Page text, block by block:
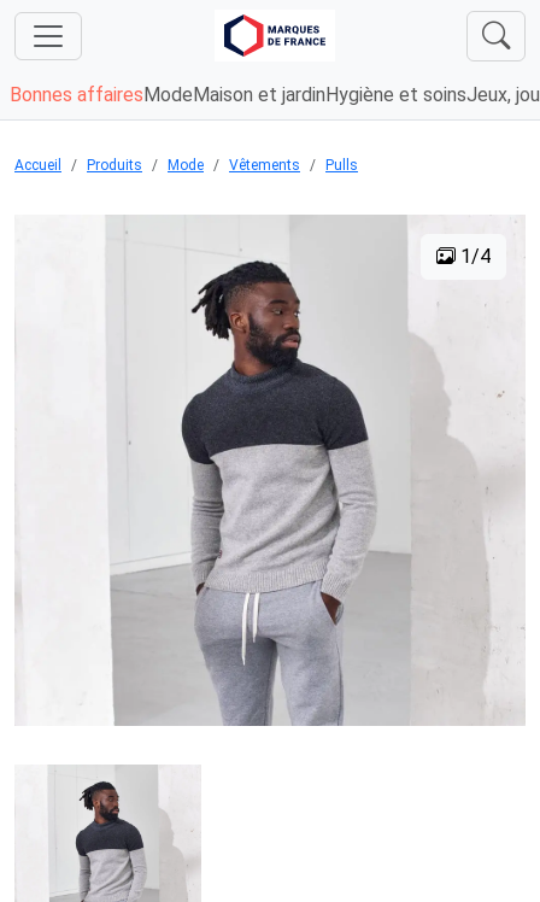
Bonnes affaires Mode Maison et jardin Hygiène et soinsJeux,
Accueil Produits Mode Vêtements Pulls
1/4